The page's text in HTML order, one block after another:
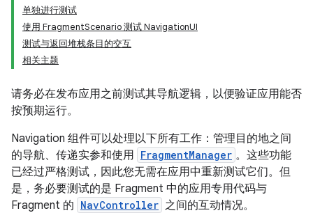
单独进行测试
使用 FragmentScenario 测试 NavigationUI
测试与返回堆栈条目的交互
相关主题
请务必在发布应用之前测试其导航逻辑，以便验证应用能否
按预期运行。
Navigation 组件可以处理以下所有工作：管理目的地之间
的导航、传递实参和使用 FragmentManager 。这些功能
已经过严格测试，因此您无需在应用中重新测试它们。但
是，务必要测试的是 Fragment 中的应用专用代码与
Fragment 的 NavController 之间的互动情况。